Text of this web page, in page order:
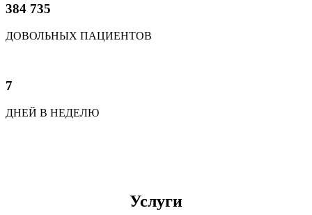
384 735
ДОВОЛЬНЫХ ПАЦИЕНТОВ
7
ДНЕЙ В НЕДЕЛЮ
Услуги